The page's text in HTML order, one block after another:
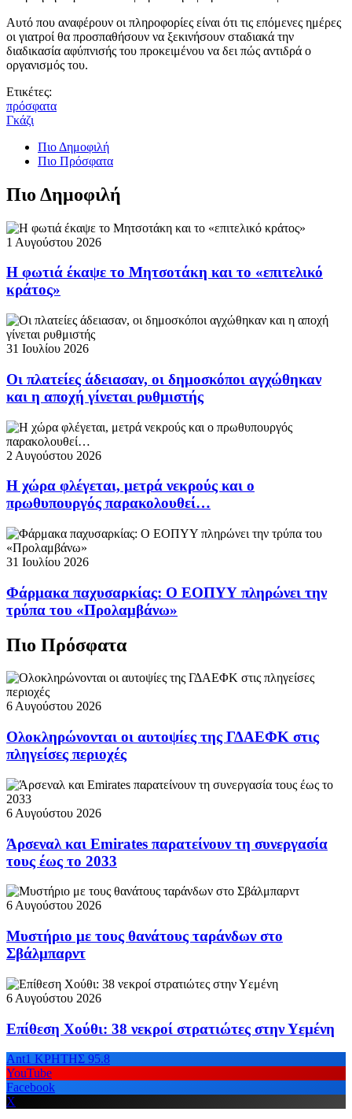
Αυτό που αναφέρουν οι πληροφορίες είναι ότι τις επόμενες ημέρες
οι γιατροί θα προσπαθήσουν να ξεκινήσουν σταδιακά την
διαδικασία αφύπνισής του προκειμένου να δει πώς αντιδρά ο
οργανισμός του.
Ετικέτες:
πρόσφατα
Γκάζι
Πιο Δημοφιλή
Πιο Πρόσφατα
Πιο Δημοφιλή
1 Αυγούστου 2026
Η φωτιά έκαψε το Μητσοτάκη και το «επιτελικό
κράτος»
31 Ιουλίου 2026
Οι πλατείες άδειασαν, οι δημοσκόποι αγχώθηκαν
και η αποχή γίνεται ρυθμιστής
2 Αυγούστου 2026
Η χώρα φλέγεται, μετρά νεκρούς και ο
πρωθυπουργός παρακολουθεί…
31 Ιουλίου 2026
Φάρμακα παχυσαρκίας: Ο ΕΟΠΥΥ πληρώνει την
τρύπα του «Προλαμβάνω»
Πιο Πρόσφατα
6 Αυγούστου 2026
Ολοκληρώνονται οι αυτοψίες της ΓΔΑΕΦΚ στις
πληγείσες περιοχές
6 Αυγούστου 2026
Άρσεναλ και Emirates παρατείνουν τη συνεργασία
τους έως το 2033
6 Αυγούστου 2026
Μυστήριο με τους θανάτους ταράνδων στο
Σβάλμπαρντ
6 Αυγούστου 2026
Επίθεση Χούθι: 38 νεκροί στρατιώτες στην Υεμένη
Ant1 ΚΡΗΤΗΣ 95.8
YouTube
Facebook
X